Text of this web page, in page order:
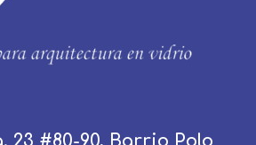
23 #80-90, Barrio Polo